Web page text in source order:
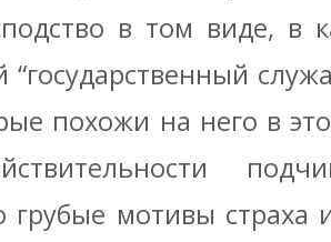
в том виде, в
похожи на него в
грубые мотивы страха